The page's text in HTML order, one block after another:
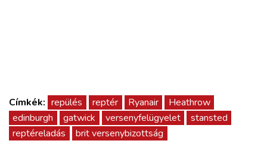
Címkék: repülés reptér Ryanair
Heathrow
edinburgh
gatwick versenyfelügyelet
stansted
reptéreladás
brit versenybizottság